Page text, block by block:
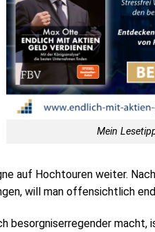
Mein
auf Hochtouren weiter.
will man offensichtlich
besorgniserregender